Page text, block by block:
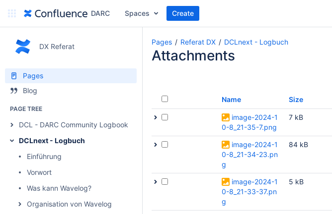
DARC Spaces Create
DX Referat
Pages
Blog
PAGE TREE
DCL - DARC Community Logbook
DCLnext - Logbuch
Einführung
Vorwort
Was kann Wavelog?
Organisation von Wavelog
Pages Referat DX DCLnext - Logbuch
Attachments
Name Size
image-2024-1
0-8_21-35-7.png
7 kB
image-2024-1
0-8_21-34-23.pn
g
84 kB
image-2024-1
0-8_21-33-37.pn
g
5 kB